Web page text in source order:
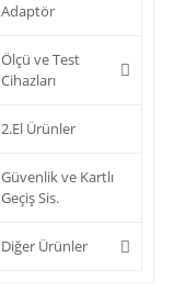
Adaptör
Ölçü ve Test
Cihazları
2.El Ürünler
Güvenlik ve Kartlı
Geçiş Sis.
Diğer Ürünler